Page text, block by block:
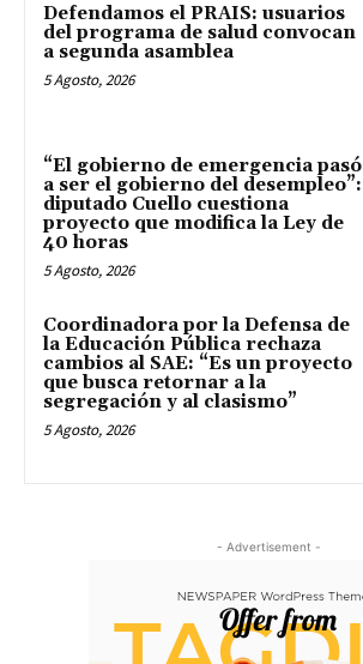
Defendamos el PRAIS: usuarios
del programa de salud convocan
a segunda asamblea
5 Agosto, 2026
“El gobierno de emergencia pasó
a ser el gobierno del desempleo”:
diputado Cuello cuestiona
proyecto que modifica la Ley de
40 horas
5 Agosto, 2026
Coordinadora por la Defensa de
la Educación Pública rechaza
cambios al SAE: “Es un proyecto
que busca retornar a la
segregación y al clasismo”
5 Agosto, 2026
- Advertisement -